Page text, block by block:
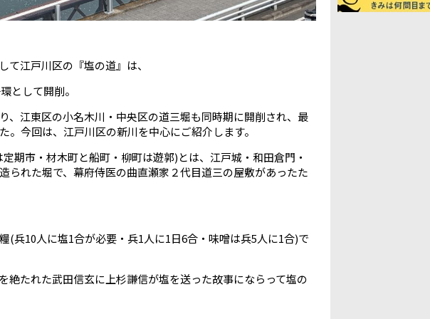
江戸川区の『塩の道』は、
として開削。
、江東区の小名木川・中央区の道三堀も同時期に開削され、最
今回は、江戸川区の新川を中心にご紹介します。
期市・材木町と船町・柳町は遊郭)とは、江戸城・和田倉門・
られた堀で、幕府侍医の曲直瀬家２代目道三の屋敷があったた
(兵10人に塩1合が必要・兵1人に1日6合・味噌は兵5人に1合)で
絶たれた武田信玄に上杉謙信が塩を送った故事にならって塩の